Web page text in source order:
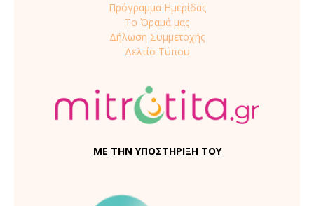
Πρόγραμμα Ημερίδας
Το Όραμά μας
Δήλωση Συμμετοχής
Δελτίο Τύπου
ΜΕ ΤΗΝ ΥΠΟΣΤΗΡΙΞΗ ΤΟΥ